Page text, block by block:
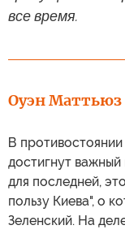
все время.
Оуэн Маттьюз
В
достигнут
для последней,
пользу Киева", о
Зеленский. На